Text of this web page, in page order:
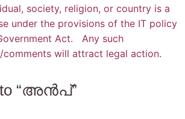
society, religion, or country is a
under the provisions of the IT policy
Act. Any such
will attract legal action.
to “അൻപ്”